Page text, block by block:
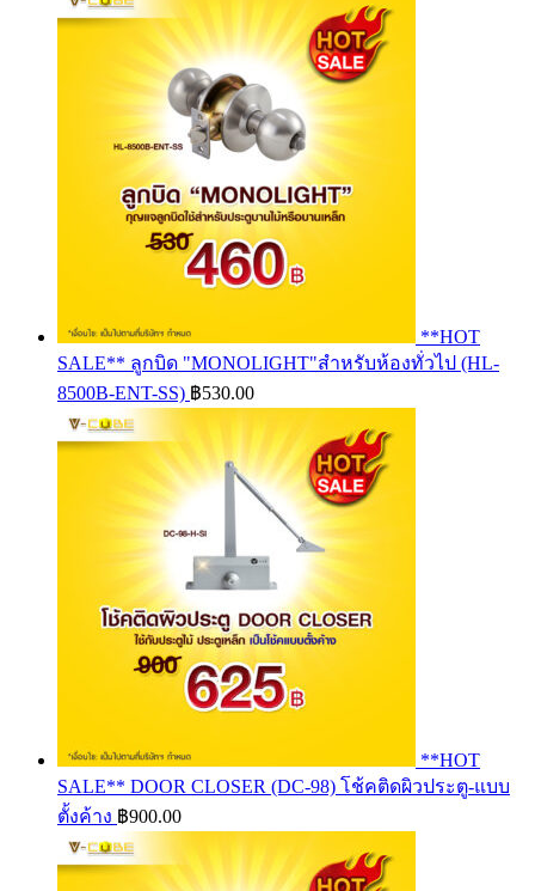
**HOT
SALE** ลูกบิด "MONOLIGHT"สำหรับห้องทั่วไป (HL-
8500B-ENT-SS) ฿530.00
**HOT
SALE** DOOR CLOSER (DC-98) โช้คติดผิวประตู-แบบ
ตั้งค้าง ฿900.00